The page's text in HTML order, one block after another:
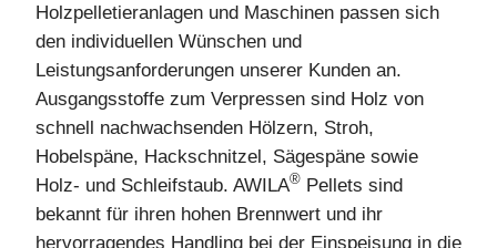
Holzpelletieranlagen und Maschinen passen sich
den individuellen Wünschen und
Leistungsanforderungen unserer Kunden an.
Ausgangsstoffe zum Verpressen sind Holz von
schnell nachwachsenden Hölzern, Stroh,
Hobelspäne, Hackschnitzel, Sägespäne sowie
Holz- und Schleifstaub. AWILA® Pellets sind
bekannt für ihren hohen Brennwert und ihr
hervorragendes Handling bei der Einspeisung in die